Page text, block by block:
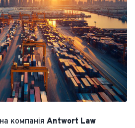
компанія Antwort Law